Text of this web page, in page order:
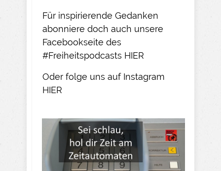
Für inspirierende Gedanken
abonniere doch auch unsere
Facebookseite des
#Freiheitspodcasts HIER
Oder folge uns auf Instagram
HIER​